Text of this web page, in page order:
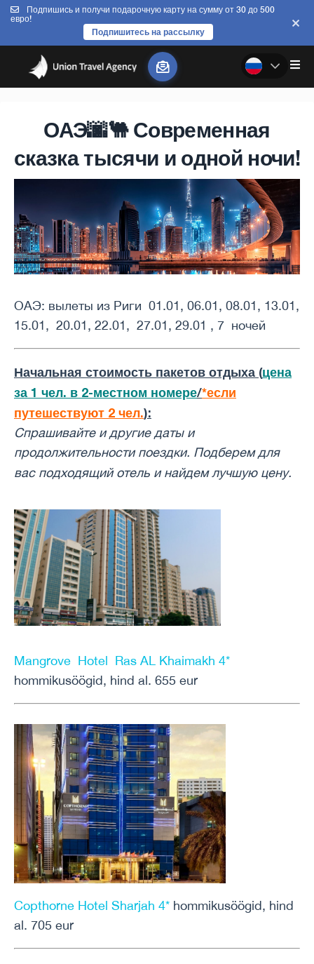
Подпишись и получи подарочную карту на сумму от 30 до 500
евро!
Подпишитесь на рассылку
ОАЭ🌆🐫 Современная
сказка тысячи и одной ночи!
ОАЭ: вылеты из Риги 01.01, 06.01, 08.01, 13.01,
15.01, 20.01, 22.01, 27.01, 29.01 , 7 ночей
Начальная стоимость пакетов отдыха (цена
за 1 чел. в 2-местном номере/*если
путешествуют 2 чел.):
Спрашивайте и другие даты и ​​
продолжительности поездки. Подберем для
вас подходящий отель и найдем лучшую цену.
Mangrove Hotel Ras AL Khaimakh 4*
hommikusöögid, hind al. 655 eur
Copthorne Hotel Sharjah 4* hommikusöögid, hind
al. 705 eur